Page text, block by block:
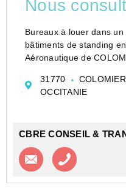
Nous
Bureaux à louer dans
bâtiments de standing
Aéronautique de
Accès par la rocade
Desserte par la ligne C
31770
OCCITANIE
CBRE CONSEIL &
Contacter l'agence